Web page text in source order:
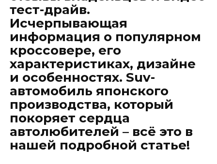
тест-драйв.
Исчерпывающая
информация о популярном
кроссовере, его
характеристиках, дизайне
и особенностях. Suv-
автомобиль японского
производства, который
покоряет сердца
автолюбителей – всё это в
нашей подробной статье!